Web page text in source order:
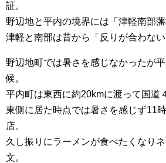
証。
野辺地と平内の境界には「津軽南部藩
津軽と南部は昔から「反りが合わない
野辺地町では暑さを感じなかったが
候。
平内町は東西に約20kmに渡って国道
東側に居た時点では暑さを感じず11
店。
久し振りにラーメンが食べたくなり
文。